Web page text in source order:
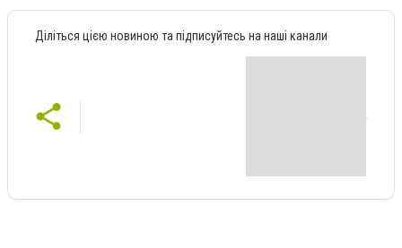
Діліться цією новиною та підписуйтесь на наші канали